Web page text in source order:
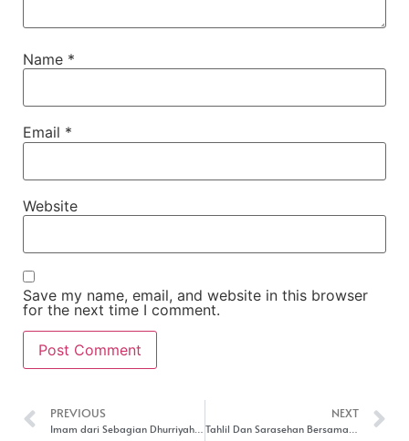
Name *
Email *
Website
Save my name, email, and website in this browser
for the next time I comment.
PREVIOUS
Imam dari Sebagian Dhurriyah Nabi Ibrahim Edisi Ngaji dan Ngabdi 130 dari Majlis Tafsir Jalalain Malam Sabtu
NEXT
Tahlil Dan Sarasehan Bersama Alumni Jadi Pembuka Rangkaian Agenda Haul